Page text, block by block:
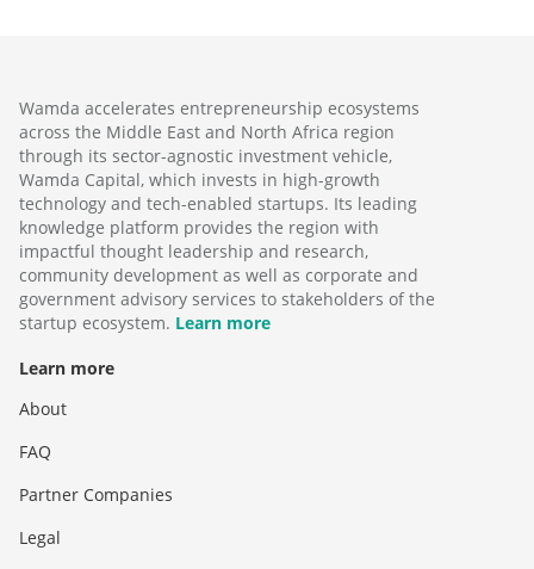
Wamda accelerates entrepreneurship ecosystems
across the Middle East and North Africa region
through its sector-agnostic investment vehicle,
Wamda Capital, which invests in high-growth
technology and tech-enabled startups. Its leading
knowledge platform provides the region with
impactful thought leadership and research,
community development as well as corporate and
government advisory services to stakeholders of the
startup ecosystem. Learn more
Learn more
About
FAQ
Partner Companies
Legal